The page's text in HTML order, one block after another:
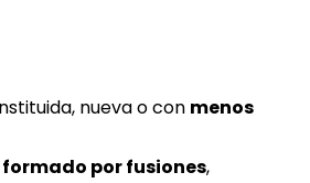
nueva o con menos
formado porfusiones,